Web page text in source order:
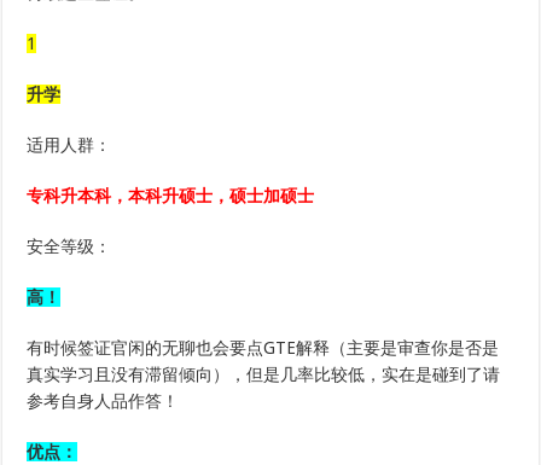
1
升学
适用人群：
专科升本科，本科升硕士，硕士加硕士
安全等级：
高！
有时候签证官闲的无聊也会要点GTE解释（主要是审查你是否是
真实学习且没有滞留倾向），但是几率比较低，实在是碰到了请
参考自身人品作答！
优点：